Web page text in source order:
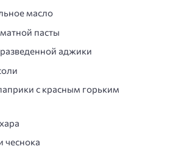
масло
пасты
разведенной аджики
с красным горьким
чеснока